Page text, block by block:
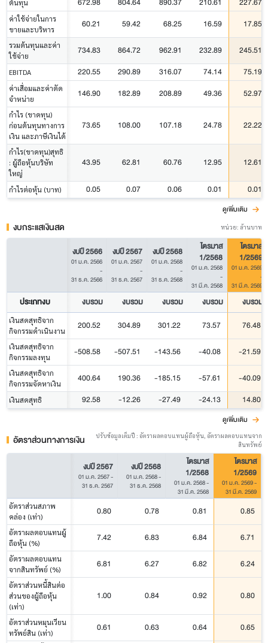
ต้นทุน
ค่าใช้จ่ายในการ
ขายและบริหาร
60.21 59.42 68.25 16.59 17.85
รวมต้นทุนและค่า
ใช้จ่าย
734.83 864.72 962.91 232.89 245.51
EBITDA 220.55 290.89 316.07 74.14 75.19
ค่าเสื่อมและค่าตัด
จำหน่าย
146.90 182.89 208.89 49.36 52.97
กำไร (ขาดทุน)
ก่อนต้นทุนทางการ
เงิน และภาษีเงินได้
73.65 108.00 107.18 24.78 22.22
กำไร(ขาดทุน)สุทธิ
: ผู้ถือหุ้นบริษัท
ใหญ่
43.95 62.81 60.76 12.95 12.61
กำไรต่อหุ้น (บาท) 0.05 0.07 0.06 0.01 0.01
ดูเพิ่มเติม
งบกระแสเงินสด หน่วย: ล้านบาท
งบปี 2566
01 ม.ค. 2566
-
31 ธ.ค. 2566
งบปี 2567
01 ม.ค. 2567
-
31 ธ.ค. 2567
งบปี 2568
01 ม.ค. 2568
-
31 ธ.ค. 2568
ไตรมาส
1/2568
01 ม.ค. 2568
-
31 มี.ค. 2568
ไตรมาส
1/2569
01 ม.ค. 2569
-
31 มี.ค. 2569
ประเภทงบ งบรวม งบรวม งบรวม งบรวม งบรวม
เงินสดสุทธิจาก
กิจกรรมดำเนินงาน
200.52 304.89 301.22 73.57 76.48
เงินสดสุทธิจาก
กิจกรรมลงทุน
-508.58 -507.51 -143.56 -40.08 -21.59
เงินสดสุทธิจาก
กิจกรรมจัดหาเงิน
400.64 190.36 -185.15 -57.61 -40.09
เงินสดสุทธิ 92.58 -12.26 -27.49 -24.13 14.80
ดูเพิ่มเติม
อัตราส่วนทางการเงิน
ปรับข้อมูลเต็มปี : อัตราผลตอบแทนผู้ถือหุ้น, อัตราผลตอบแทนจาก
สินทรัพย์
งบปี 2567
01 ม.ค. 2567-
31 ธ.ค. 2567
งบปี 2568
01 ม.ค. 2568-
31 ธ.ค. 2568
ไตรมาส
1/2568
01 ม.ค. 2568-
31 มี.ค. 2568
ไตรมาส
1/2569
01 ม.ค. 2569-
31 มี.ค. 2569
อัตราส่วนสภาพ
คล่อง (เท่า)
0.80 0.78 0.81 0.85
อัตราผลตอบแทนผู้
ถือหุ้น (%)
7.42 6.83 6.84 6.71
อัตราผลตอบแทน
จากสินทรัพย์ (%)
6.81 6.27 6.82 6.24
อัตราส่วนหนี้สินต่อ
ส่วนของผู้ถือหุ้น
(เท่า)
1.00 0.84 0.92 0.80
อัตราส่วนหมุนเวียน
ทรัพย์สิน (เท่า)
0.61 0.63 0.64 0.65